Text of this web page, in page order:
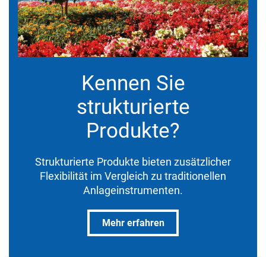
Kennen Sie
strukturierte
Produkte?
Strukturierte Produkte bieten zusätzlicher
Flexibilität im Vergleich zu traditionellen
Anlageinstrumenten.
Mehr erfahren